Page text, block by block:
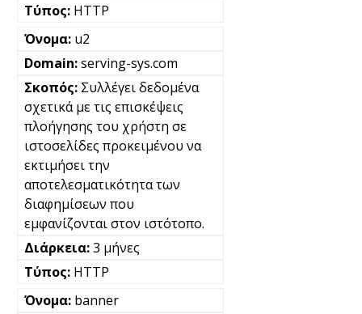
HTTP
u2
serving-sys.com
Συλλέγει δεδομένα
σχετικά με τις επισκέψεις
πλοήγησης του χρήστη σε
ιστοσελίδες προκειμένου να
εκτιμήσει την
αποτελεσματικότητα των
διαφημίσεων που
εμφανίζονται στον ιστότοπο.
3 μήνες
HTTP
banner